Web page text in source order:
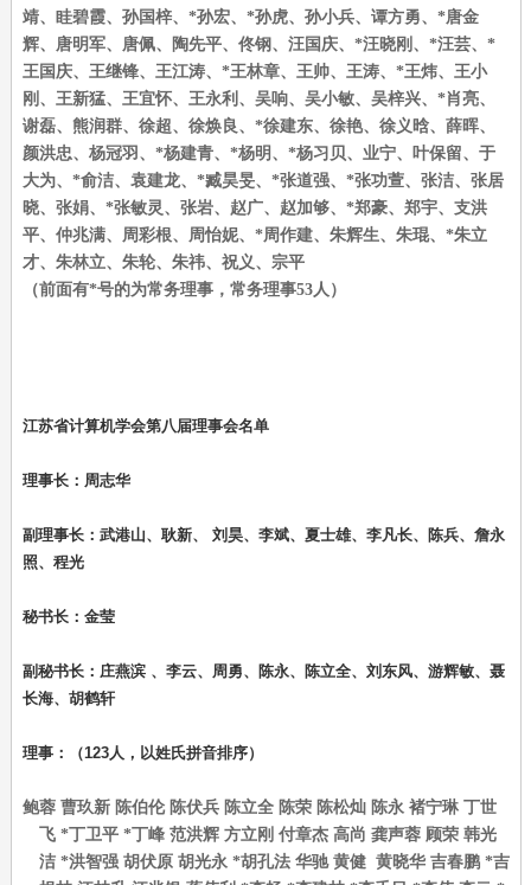
靖、眭碧霞、孙国梓、*孙宏、*孙虎、孙小兵、谭方勇、*唐金
辉、唐明军、唐佩、陶先平、佟钢、汪国庆、*汪晓刚、*汪芸、*
王国庆、王继锋、王江涛、*王林章、王帅、王涛、*王炜、王小
刚、王新猛、王宜怀、王永利、吴响、吴小敏、吴梓兴、*肖亮、
谢磊、熊润群、徐超、徐焕良、*徐建东、徐艳、徐义晗、薛晖、
颜洪忠、杨冠羽、*杨建青、*杨明、*杨习贝、业宁、叶保留、于
大为、*俞洁、袁建龙、*臧昊旻、*张道强、*张功萱、张洁、张居
晓、张娟、*张敏灵、张岩、赵广、赵加够、*郑豪、郑宇、支洪
平、仲兆满、周彩根、周怡妮、*周作建、朱辉生、朱琨、*朱立
才、朱林立、朱轮、朱祎、祝义、宗平
（前面有*号的为常务理事，常务理事53人）
江苏省计算机学会第八届理事会名单
理事长：周志华
副理事长：武港山、耿新、 刘昊、李斌、夏士雄、李凡长、陈兵、詹永
照、程光
秘书长：金莹
副秘书长：庄燕滨 、李云、周勇、陈永、陈立全、刘东风、游辉敏、聂
长海、胡鹤轩
理事：（123人，以姓氏拼音排序）
鲍蓉 曹玖新 陈伯伦 陈伏兵 陈立全 陈荣 陈松灿 陈永 褚宁琳 丁世
飞 *丁卫平 *丁峰 范洪辉 方立刚 付章杰 高尚 龚声蓉 顾荣 韩光
洁 *洪智强 胡伏原 胡光永 *胡孔法 华驰 黄健 黄晓华 吉春鹏 *吉